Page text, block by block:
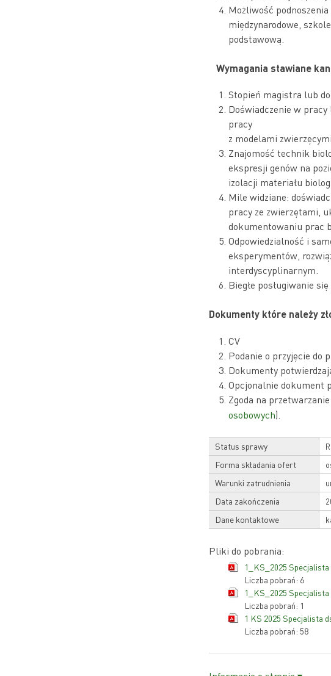
Możliwość
międzynarodowe,
podstawową.
Wymagania stawiane
Stopień magistra lub
Doświadczenie w
pracy
z modelami
Znajomość technik
ekspresji genów na
izolacji materiału
Mile widziane:
pracy ze zwierzętami,
dokumentowaniu prac
Odpowiedzialność i
eksperymentów,
interdyscyplinarnym.
Biegłe posługiwanie
Dokumenty które należy
CV
Podanie o przyjęcie do
Dokumenty
Opcjonalnie dokument
Zgoda na
osobowych).
Status sprawy
Forma składania ofert
Warunki zatrudnienia
Data zakończenia
Dane kontaktowe
Pliki do pobrania:
1_KS_2025 Specjalista
Liczba pobrań: 6
1_KS_2025
Liczba pobrań: 1
1 KS 2025 Specjalista
Liczba pobrań: 58